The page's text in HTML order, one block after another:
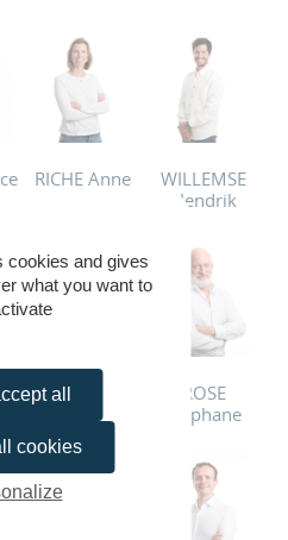
RICHE Anne
WILLEMSE
Hendrik
THERAUD
Julien
ROSE
Stéphane
cookies and gives
what you want to
all
cookies